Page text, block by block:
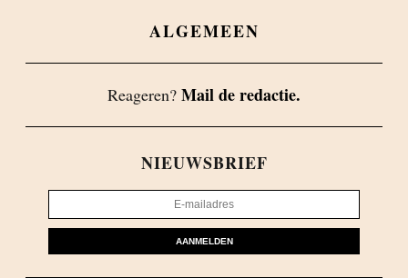
ALGEMEEN
Reageren? Mail de redactie.
NIEUWSBRIEF
AANMELDEN